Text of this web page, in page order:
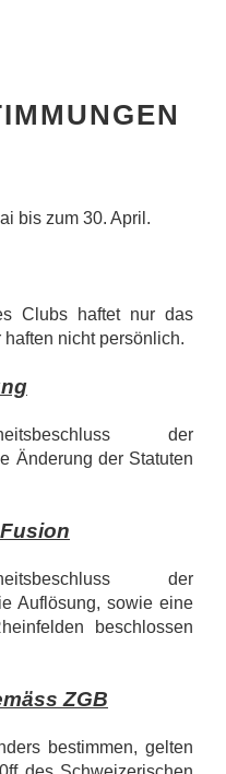
bis zum 30. April.
Clubs haftet nur das
nicht persönlich.
der
Änderung der Statuten
der
Auflösung, sowie eine
beschlossen
ZGB
bestimmen, gelten